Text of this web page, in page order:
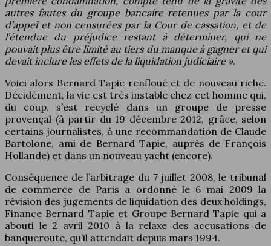
autres fautes du groupe bancaire retenues par la cour
d’appel et non censurées par la Cour de cassation, et de
l’étendue du préjudice restant à déterminer, qui ne
pouvait plus être limité au tiers du manque à gagner et qui
devait inclure les effets de la liquidation judiciaire ».
Voici alors Bernard Tapie renfloué et de nouveau riche.
Décidément, la vie est très instable chez cet homme qui,
du coup, s’est recyclé dans un groupe de presse
provençal (à partir du 19 décembre 2012, grâce, selon
certains journalistes, à une recommandation de Claude
Bartolone, ami de Bernard Tapie, auprès de François
Hollande) et dans un nouveau yacht (encore).
Conséquence de l’arbitrage du 7 juillet 2008, le tribunal
de commerce de Paris a ordonné le 6 mai 2009 la
révision des jugements de liquidation des deux holdings,
Finance Bernard Tapie et Groupe Bernard Tapie qui a
abouti le 2 avril 2010 à la relaxe des accusations de
banqueroute, qu’il attendait depuis mars 1994.